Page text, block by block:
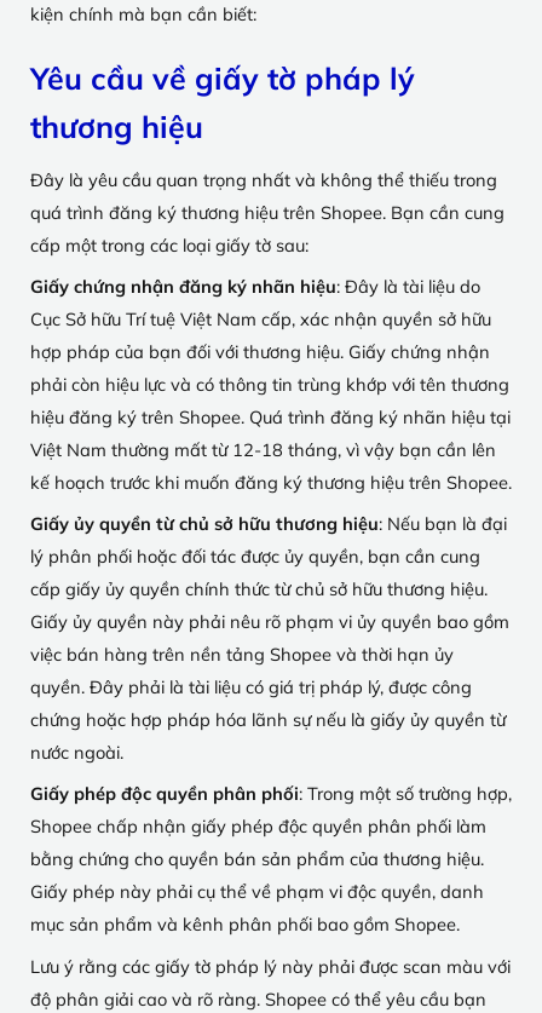
kiện chính mà bạn cần biết:
Yêu cầu về giấy tờ pháp lý
thương hiệu
Đây là yêu cầu quan trọng nhất và không thể thiếu trong
quá trình đăng ký thương hiệu trên Shopee. Bạn cần cung
cấp một trong các loại giấy tờ sau:
Giấy chứng nhận đăng ký nhãn hiệu: Đây là tài liệu do
Cục Sở hữu Trí tuệ Việt Nam cấp, xác nhận quyền sở hữu
hợp pháp của bạn đối với thương hiệu. Giấy chứng nhận
phải còn hiệu lực và có thông tin trùng khớp với tên thương
hiệu đăng ký trên Shopee. Quá trình đăng ký nhãn hiệu tại
Việt Nam thường mất từ 12-18 tháng, vì vậy bạn cần lên
kế hoạch trước khi muốn đăng ký thương hiệu trên Shopee.
Giấy ủy quyền từ chủ sở hữu thương hiệu: Nếu bạn là đại
lý phân phối hoặc đối tác được ủy quyền, bạn cần cung
cấp giấy ủy quyền chính thức từ chủ sở hữu thương hiệu.
Giấy ủy quyền này phải nêu rõ phạm vi ủy quyền bao gồm
việc bán hàng trên nền tảng Shopee và thời hạn ủy
quyền. Đây phải là tài liệu có giá trị pháp lý, được công
chứng hoặc hợp pháp hóa lãnh sự nếu là giấy ủy quyền từ
nước ngoài.
Giấy phép độc quyền phân phối: Trong một số trường hợp,
Shopee chấp nhận giấy phép độc quyền phân phối làm
bằng chứng cho quyền bán sản phẩm của thương hiệu.
Giấy phép này phải cụ thể về phạm vi độc quyền, danh
mục sản phẩm và kênh phân phối bao gồm Shopee.
Lưu ý rằng các giấy tờ pháp lý này phải được scan màu với
độ phân giải cao và rõ ràng. Shopee có thể yêu cầu bạn